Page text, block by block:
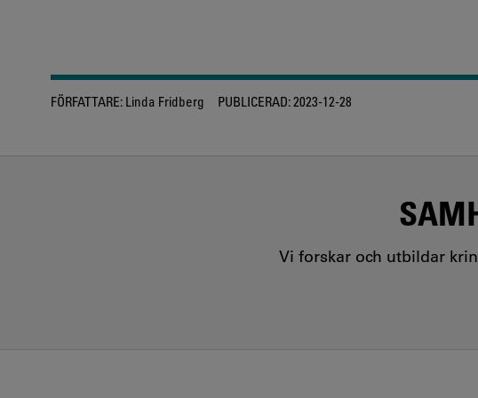
FÖRFATTARE: Linda Fridberg PUBLICERAD:2023-12-28
Vi forskar och utbildar